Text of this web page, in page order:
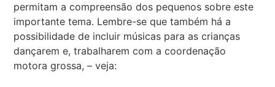
permitam a compreensão dos pequenos sobre este
importante tema. Lembre-se que também há a
possibilidade de incluir músicas para as crianças
dançarem e, trabalharem com a coordenação
motora grossa, – veja: